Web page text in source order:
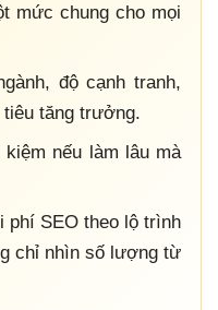
mức chung cho mọi
độ cạnh tranh,
tăng trưởng.
nếu làm lâu mà
phí SEO theo lộ trình
chỉ nhìn số lượng từ